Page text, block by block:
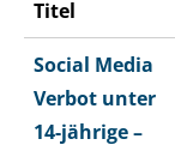
Titel
Social Media
Verbot unter
14-jährige –